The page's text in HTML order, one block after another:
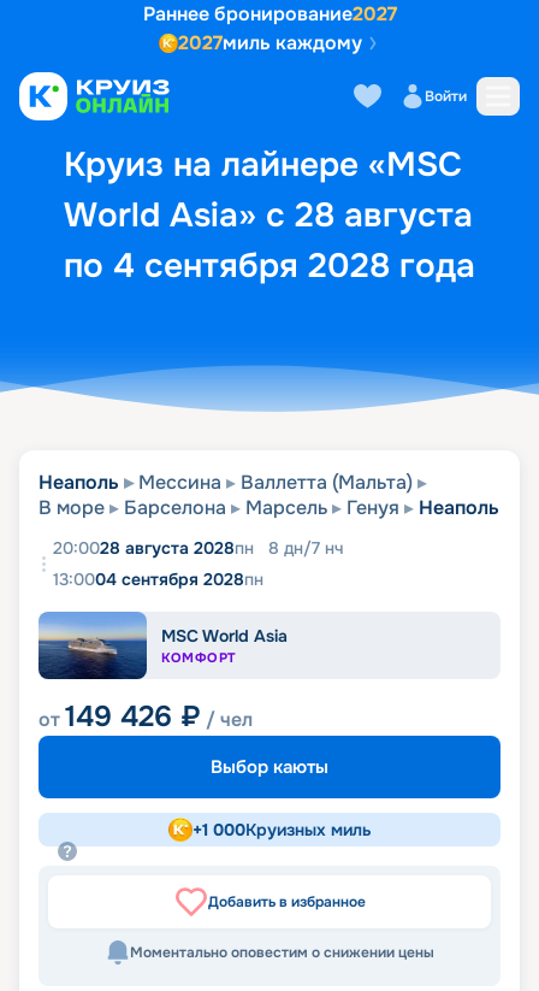
Раннее бронирование2027
2027миль каждому
Войти
Круиз на лайнере «MSC
World Asia» с 28 августа
по 4 сентября 2028 года
Выбор кают Маршрут и
Неаполь Мессина
Валлетта (Мальта)
В море
Барселона Марсель Генуя Неаполь
20:0028 августа 2028пн 8 дн/7 нч
13:0004 сентября 2028пн
MSC World Asia
КОМФОРТ
от149 426 ₽ / чел
Выбор каюты
+1 000Круизных миль
Добавить в избранное
Моментально оповестим о снижении цены